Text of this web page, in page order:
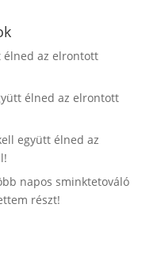
élned az elrontott
élned az elrontott
együtt élned az
napos sminktetováló
részt!